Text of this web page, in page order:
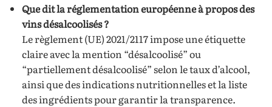
Que dit la réglementation européenne à propos des
vins désalcoolisés ?
Le règlement (UE) 2021/2117 impose une étiquette
claire avec la mention “désalcoolisé” ou
“partiellement désalcoolisé” selon le taux d’alcool,
ainsi que des indications nutritionnelles et la liste
des ingrédients pour garantir la transparence.